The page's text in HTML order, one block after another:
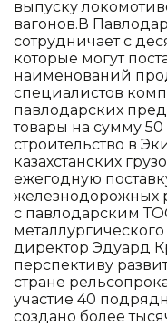
выпуску
вагонов.В
сотрудничает с
которые могут
наименований
специалистов
павлодарских
товары на сумму
строительство в
казахстанских
ежегодную
железнодорожных
с павлодарским
директор Эдуард
перспективу
стране
участие 40
создано более